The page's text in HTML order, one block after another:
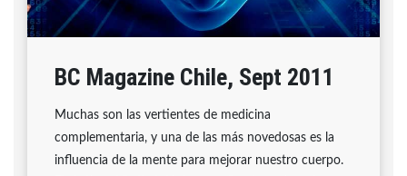
BC Magazine Chile, Sept 2011
Muchas son las vertientes de medicina
complementaria, y una de las más novedosas es la
influencia de la mente para mejorar nuestro cuerpo.